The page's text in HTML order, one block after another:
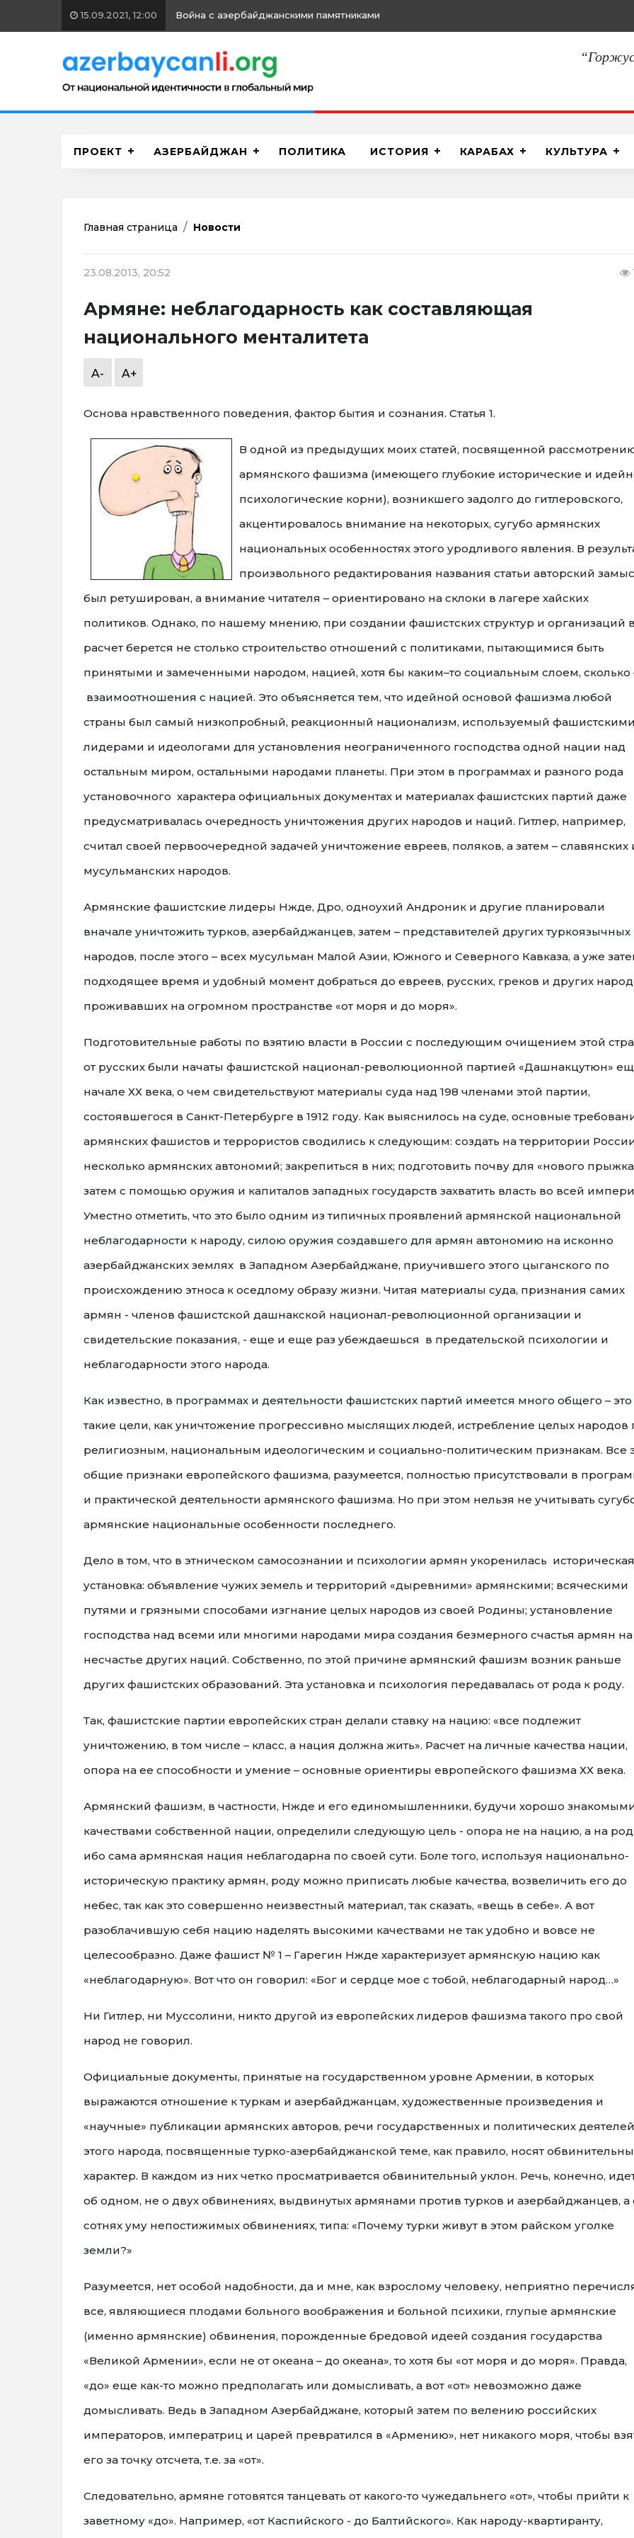
15.09.2021, 12:00 Война с азербайджанскими памятниками
ПРОЕКТ АЗЕРБАЙДЖАН ПОЛИТИКА ИСТОРИЯ КАРАБАХ КУЛЬТУРА
Главная страница Новости
23.08.2013, 20:52
Армяне: неблагодарность как составляющая
национального менталитета
A- A+
Основа нравственного поведения, фактор бытия и сознания. Статья 1.
В одной из предыдущих моих статей, посвященной
армянского фашизма (имеющего глубокие исторические и
психологические корни), возникшего задолго до гитлеровского,
акцентировалось внимание на некоторых, сугубо армянских
национальных особенностях этого уродливого явления. В
произвольного редактирования названия статьи авторский
был ретуширован, а внимание читателя – ориентировано на склоки в лагере хайских
политиков. Однако, по нашему мнению, при создании фашистских структур и организаций
расчет берется не столько строительство отношений с политиками, пытающимися быть
принятыми и замеченными народом, нацией, хотя бы каким–то социальным слоем, сколько
взаимоотношения с нацией. Это объясняется тем, что идейной основой фашизма любой
страны был самый низкопробный, реакционный национализм, используемый
лидерами и идеологами для установления неограниченного господства одной нации над
остальным миром, остальными народами планеты. При этом в программах и разного рода
установочного характера официальных документах и материалах фашистских партий даже
предусматривалась очередность уничтожения других народов и наций. Гитлер, например,
считал своей первоочередной задачей уничтожение евреев, поляков, а затем – славянских
мусульманских народов.
Армянские фашистские лидеры Нжде, Дро, одноухий Андроник и другие планировали
вначале уничтожить турков, азербайджанцев, затем – представителей других туркоязычных
народов, после этого – всех мусульман Малой Азии, Южного и Северного Кавказа, а уже
подходящее время и удобный момент добраться до евреев, русских, греков и других
проживавших на огромном пространстве «от моря и до моря».
Подготовительные работы по взятию власти в России с последующим очищением этой
от русских были начаты фашистской национал-революционной партией «Дашнакцутюн»
начале ХХ века, о чем свидетельствуют материалы суда над 198 членами этой партии,
состоявшегося в Санкт-Петербурге в 1912 году. Как выяснилось на суде, основные
армянских фашистов и террористов сводились к следующим: создать на территории
несколько армянских автономий; закрепиться в них; подготовить почву для «нового
затем с помощью оружия и капиталов западных государств захватить власть во всей
Уместно отметить, что это было одним из типичных проявлений армянской национальной
неблагодарности к народу, силою оружия создавшего для армян автономию на исконно
азербайджанских землях в Западном Азербайджане, приучившего этого цыганского по
происхождению этноса к оседлому образу жизни. Читая материалы суда, признания самих
армян - членов фашистской дашнакской национал-революционной организации и
свидетельские показания, - еще и еще раз убеждаешься в предательской психологии и
неблагодарности этого народа.
Как известно, в программах и деятельности фашистских партий имеется много общего – это
такие цели, как уничтожение прогрессивно мыслящих людей, истребление целых народов
религиозным, национальным идеологическим и социально-политическим признакам. Все
общие признаки европейского фашизма, разумеется, полностью присутствовали в
и практической деятельности армянского фашизма. Но при этом нельзя не учитывать
армянские национальные особенности последнего.
Дело в том, что в этническом самосознании и психологии армян укоренилась историческая
установка: объявление чужих земель и территорий «дыревними» армянскими; всяческими
путями и грязными способами изгнание целых народов из своей Родины; установление
господства над всеми или многими народами мира создания безмерного счастья армян на
несчастье других наций. Собственно, по этой причине армянский фашизм возник раньше
других фашистских образований. Эта установка и психология передавалась от рода к роду.
Так, фашистские партии европейских стран делали ставку на нацию: «все подлежит
уничтожению, в том числе – класс, а нация должна жить». Расчет на личные качества нации,
опора на ее способности и умение – основные ориентиры европейского фашизма ХХ века.
Армянский фашизм, в частности, Нжде и его единомышленники, будучи хорошо
качествами собственной нации, определили следующую цель - опора не на нацию, а на
ибо сама армянская нация неблагодарна по своей сути. Боле того, используя национально-
историческую практику армян, роду можно приписать любые качества, возвеличить его до
небес, так как это совершенно неизвестный материал, так сказать, «вещь в себе». А вот
разоблачившую себя нацию наделять высокими качествами не так удобно и вовсе не
целесообразно. Даже фашист № 1 – Гарегин Нжде характеризует армянскую нацию как
«неблагодарную». Вот что он говорил: «Бог и сердце мое с тобой, неблагодарный народ…»
Ни Гитлер, ни Муссолини, никто другой из европейских лидеров фашизма такого про свой
народ не говорил.
Официальные документы, принятые на государственном уровне Армении, в которых
выражаются отношение к туркам и азербайджанцам, художественные произведения и
«научные» публикации армянских авторов, речи государственных и политических деятелей
этого народа, посвященные турко-азербайджанской теме, как правило, носят
характер. В каждом из них четко просматривается обвинительный уклон. Речь, конечно,
об одном, не о двух обвинениях, выдвинутых армянами против турков и азербайджанцев, а
сотнях уму непостижимых обвинениях, типа: «Почему турки живут в этом райском уголке
земли?»
Разумеется, нет особой надобности, да и мне, как взрослому человеку, неприятно
все, являющиеся плодами больного воображения и больной психики, глупые армянские
(именно армянские) обвинения, порожденные бредовой идеей создания государства
«Великой Армении», если не от океана – до океана», то хотя бы «от моря и до моря». Правда,
«до» еще как-то можно предполагать или домысливать, а вот «от» невозможно даже
домысливать. Ведь в Западном Азербайджане, который затем по велению российских
императоров, императриц и царей превратился в «Армению», нет никакого моря, чтобы
его за точку отсчета, т.е. за «от».
Следовательно, армяне готовятся танцевать от какого-то чужедальнего «от», чтобы прийти к
заветному «до». Например, «от Каспийского - до Балтийского». Как народу-квартиранту,